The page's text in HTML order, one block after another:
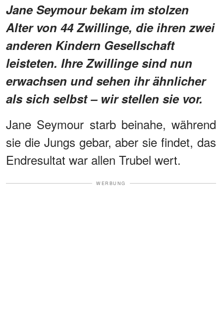
Jane Seymour bekam im stolzen
Alter von 44 Zwillinge, die ihren zwei
anderen Kindern Gesellschaft
leisteten. Ihre Zwillinge sind nun
erwachsen und sehen ihr ähnlicher
als sich selbst – wir stellen sie vor.
Jane Seymour starb beinahe, während
sie die Jungs gebar, aber sie findet, das
Endresultat war allen Trubel wert.
WERBUNG